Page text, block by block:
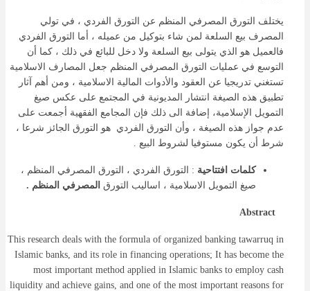
يختلف التورق المصرفي المنظم عن التورق الفردي ، في تولي
المصرف بيع السلعة لمن شاء بتوكيل من عميله ، أما التورق الفردي
فالعميل هو الذي يتولى بيع السلعة ولا دخل للبائع في ذلك ، كما أن
التوسع في عمليات التورق المصرفي المنظم جعل المصارف الاسلامية
تستغني تدريجيا عن العقود والأدوات المالية الاسلامية ، ومن أهم آثار
تطبيق هذه الصيغة انتشار المديونية في المجتمع على عكس صيغ
التمويل الإسلامية، إضافة الى ذلك فإن المجامع الفقهية أجمعت على
عدم جواز هذه الصيغة ، وأن التورق الفردي هو التورق الجائز شرعا ،
شرط أن يكون مستوفيا لشروط البيع .
كلمات افتتاحية : التورق الفردي ، التورق المصرفي المنظم ،
صيغ التمويل الاسلامية ، اساليب التورق المصرفي المنظم .
Abstract
This research deals with the formula of organized banking tawarruq in
Islamic banks, and its role in financing operations; It has become the
most important method applied in Islamic banks to employ cash
liquidity and achieve gains, and one of the most important reasons for